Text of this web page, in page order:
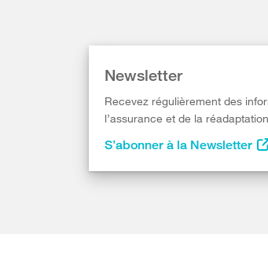
Newsletter
Recevez régulièrement des
l’assurance et de la
S’abonner à la Newsletter